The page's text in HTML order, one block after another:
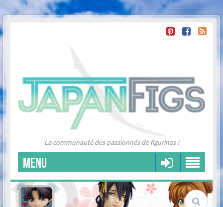
La communauté des passionnés de figurines !
MENU